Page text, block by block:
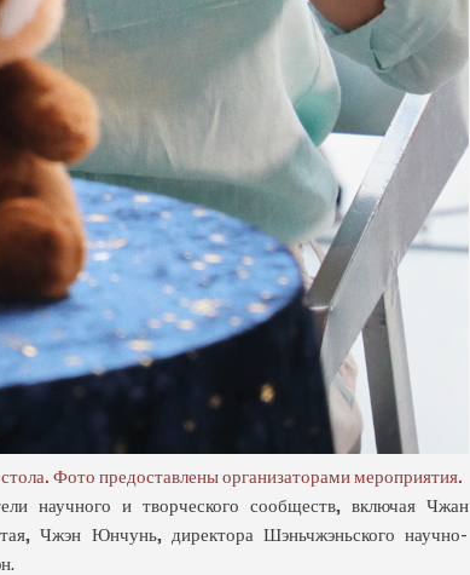
Фото предоставлены организаторами мероприятия.
научного и творческого сообществ, включая Чжан
Чжэн Юнчунь, директора Шэньчжэньского научно-